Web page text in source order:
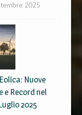
2025
Nuove
e Record nel
2025